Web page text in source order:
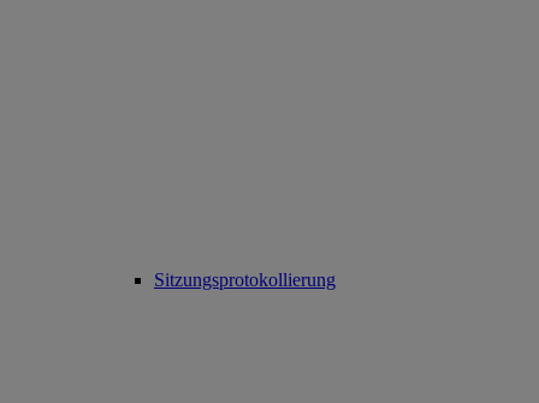
Sitzungsprotokollierung